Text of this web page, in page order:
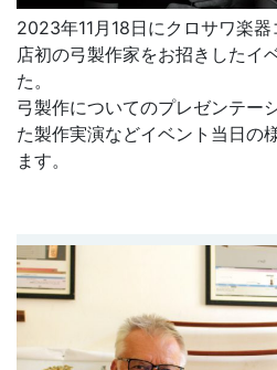
2023年11月18日にクロサワ楽
店初の弓製作家をお招きしたイ
た。
弓製作についてのプレゼンテー
た製作実演などイベント当日の
ます。